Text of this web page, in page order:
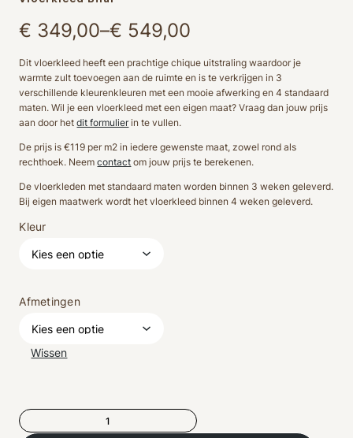
€ 349,00–€ 549,00
Prijsklasse:
€ 349,00
tot
€ 549,00
Dit vloerkleed heeft een prachtige chique uitstraling waardoor je
warmte zult toevoegen aan de ruimte en is te verkrijgen in 3
verschillende kleurenkleuren met een mooie afwerking en 4 standaard
maten. Wil je een vloerkleed met een eigen maat? Vraag dan jouw prijs
aan door hetdit formulierin te vullen.
De prijs is €119 per m2 in iedere gewenste maat, zowel rond als
rechthoek. Neemcontact om jouw prijs te berekenen.
De vloerkleden met standaard maten worden binnen 3 weken geleverd.
Bij eigen maatwerk wordt het vloerkleed binnen 4 weken geleverd.
Kleur
Afmetingen
Wissen
Vloerkleed
Bilal